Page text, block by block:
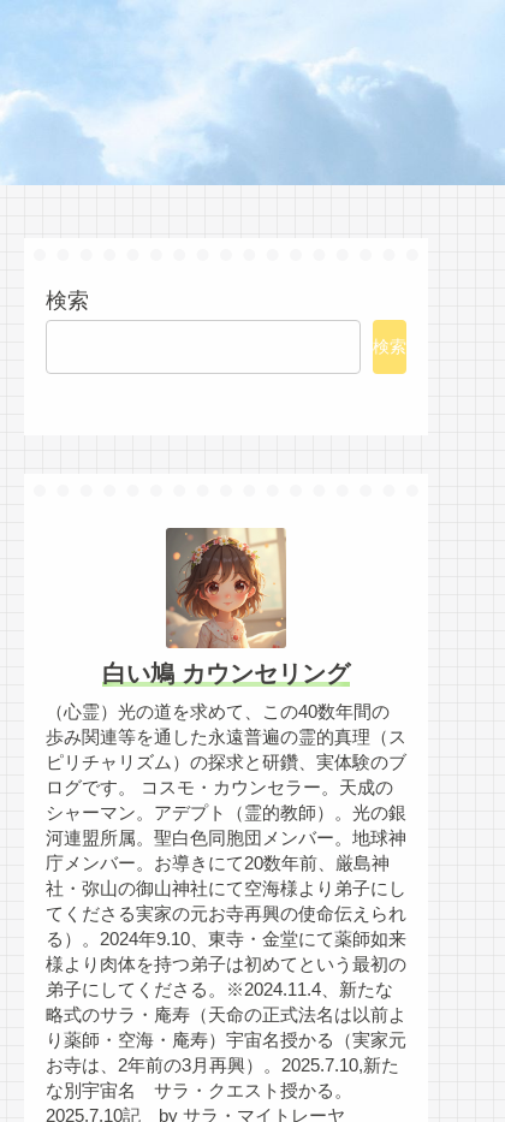
検索
検索
白い鳩 カウンセリング
（心霊）光の道を求めて、この40数年間の
歩み関連等を通した永遠普遍の霊的真理（ス
ピリチャリズム）の探求と研鑽、実体験のブ
ログです。 コスモ・カウンセラー。天成の
シャーマン。アデプト（霊的教師）。光の銀
河連盟所属。聖白色同胞団メンバー。地球神
庁メンバー。お導きにて20数年前、厳島神
社・弥山の御山神社にて空海様より弟子にし
てくださる実家の元お寺再興の使命伝えられ
る）。2024年9.10、東寺・金堂にて薬師如来
様より肉体を持つ弟子は初めてという最初の
弟子にしてくださる。※2024.11.4、新たな
略式のサラ・庵寿（天命の正式法名は以前よ
り薬師・空海・庵寿）宇宙名授かる（実家元
お寺は、2年前の3月再興）。2025.7.10,新た
な別宇宙名 サラ・クエスト授かる。
2025.7.10記 by サラ・マイトレーヤ